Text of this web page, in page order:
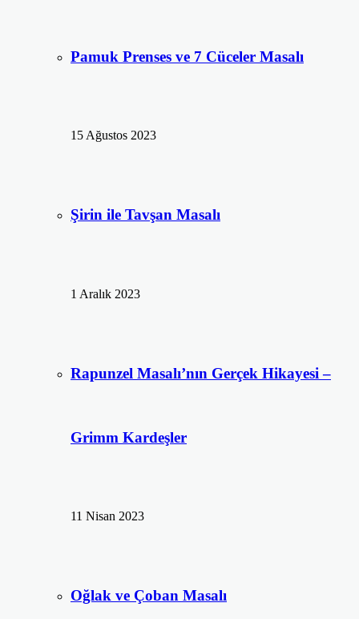
Pamuk Prenses ve 7 Cüceler Masalı
15 Ağustos 2023
Şirin ile Tavşan Masalı
1 Aralık 2023
Rapunzel Masalı’nın Gerçek Hikayesi –
Grimm Kardeşler
11 Nisan 2023
Oğlak ve Çoban Masalı